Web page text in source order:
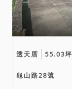
透天厝 55.03坪
龜山路28號